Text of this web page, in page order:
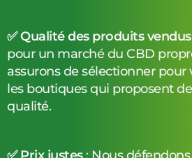
✅ Qualité des produits
pour un marché du CBD
assurons de sélectionner
les boutiques qui proposent
qualité.